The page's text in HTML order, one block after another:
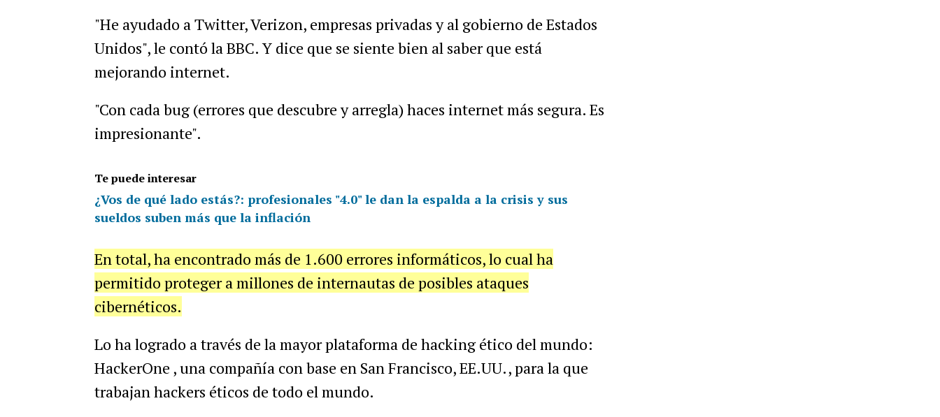
"He ayudado a Twitter, Verizon, empresas privadas y al gobierno de Estados
Unidos", le contó la BBC. Y dice que se siente bien al saber que está
mejorando internet.
"Con cada bug (errores que descubre y arregla) haces internet más segura. Es
impresionante".
Te puede interesar
¿Vos de qué lado estás?: profesionales "4.0" le dan la espalda a la crisis y sus
sueldos suben más que la inflación
En total, ha encontrado más de 1.600 errores informáticos, lo cual ha
permitido proteger a millones de internautas de posibles ataques
cibernéticos.
Lo ha logrado a través de la mayor plataforma de hacking ético del mundo:
HackerOne , una compañía con base en San Francisco, EE.UU., para la que
trabajan hackers éticos de todo el mundo.